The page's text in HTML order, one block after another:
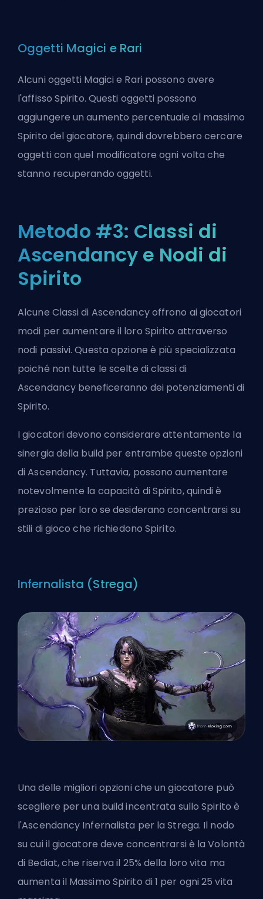
Oggetti Magici e Rari
Alcuni oggetti Magici e Rari possono avere
l'affisso Spirito. Questi oggetti possono
aggiungere un aumento percentuale al massimo
Spirito del giocatore, quindi dovrebbero cercare
oggetti con quel modificatore ogni volta che
stanno recuperando oggetti.
Metodo #3: Classi di
Ascendancy e Nodi di
Spirito
Alcune Classi di Ascendancy offrono ai giocatori
modi per aumentare il loro Spirito attraverso
nodi passivi. Questa opzione è più specializzata
poiché non tutte le scelte di classi di
Ascendancy beneficeranno dei potenziamenti di
Spirito.
I giocatori devono considerare attentamente la
sinergia della build per entrambe queste opzioni
di Ascendancy. Tuttavia, possono aumentare
notevolmente la capacità di Spirito, quindi è
prezioso per loro se desiderano concentrarsi su
stili di gioco che richiedono Spirito.
Infernalista (Strega)
Una delle migliori opzioni che un giocatore può
scegliere per una build incentrata sullo Spirito è
l'Ascendancy Infernalista per la Strega. Il nodo
su cui il giocatore deve concentrarsi è la Volontà
di Bediat, che riserva il 25% della loro vita ma
aumenta il Massimo Spirito di 1 per ogni 25 vita